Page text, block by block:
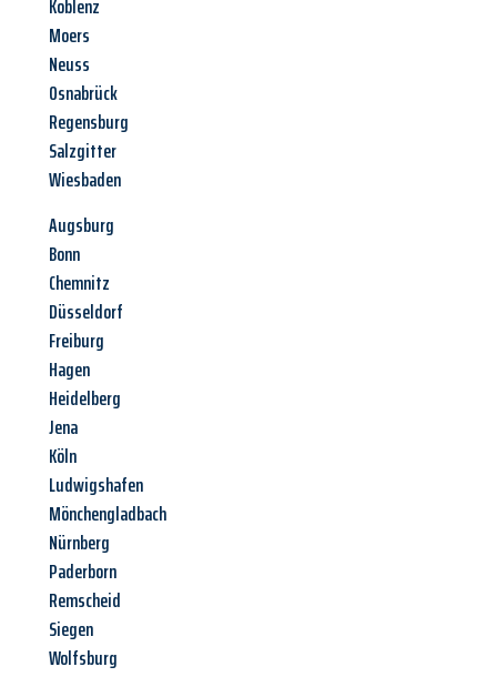
Koblenz
Moers
Neuss
Osnabrück
Regensburg
Salzgitter
Wiesbaden
Augsburg
Bonn
Chemnitz
Düsseldorf
Freiburg
Hagen
Heidelberg
Jena
Köln
Ludwigshafen
Mönchengladbach
Nürnberg
Paderborn
Remscheid
Siegen
Wolfsburg